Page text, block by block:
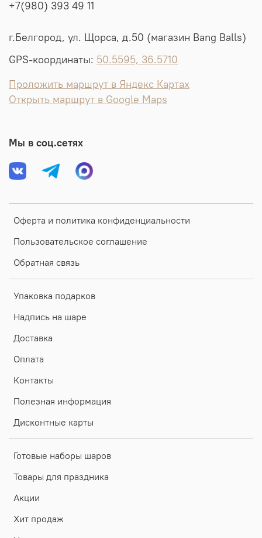
Оферта и политика конфиденциальности
Пользовательское соглашение
Обратная связь
Упаковка подарков
Надпись на шаре
Доставка
Оплата
Контакты
Полезная информация
Дисконтные карты
Готовые наборы шаров
Товары для праздника
Акции
Хит продаж
+7(980) 393 49 11
г.Белгород, ул. Щорса, д.50 (магазин Bang Balls)
GPS-координаты: 50.5595, 36.5710
Проложить маршрут в Яндекс Картах
Открыть маршрут в Google Maps
Мы в соц.сетях